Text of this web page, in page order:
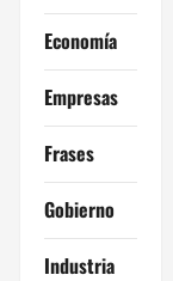
Economía
Empresas
Frases
Gobierno
Industria